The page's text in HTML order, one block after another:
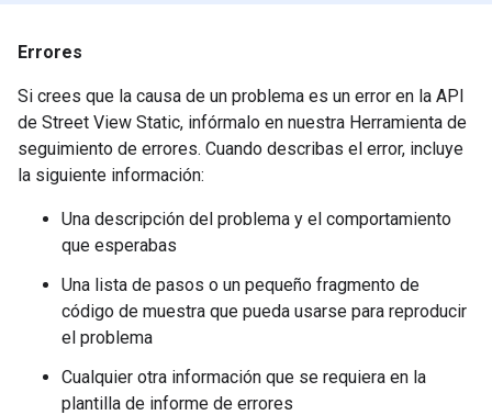
Errores
Si crees que la causa de un problema es un error en la API
de Street View Static, infórmalo en nuestra Herramienta de
seguimiento de errores. Cuando describas el error, incluye
la siguiente información:
Una descripción del problema y el comportamiento
que esperabas
Una lista de pasos o un pequeño fragmento de
código de muestra que pueda usarse para reproducir
el problema
Cualquier otra información que se requiera en la
plantilla de informe de errores